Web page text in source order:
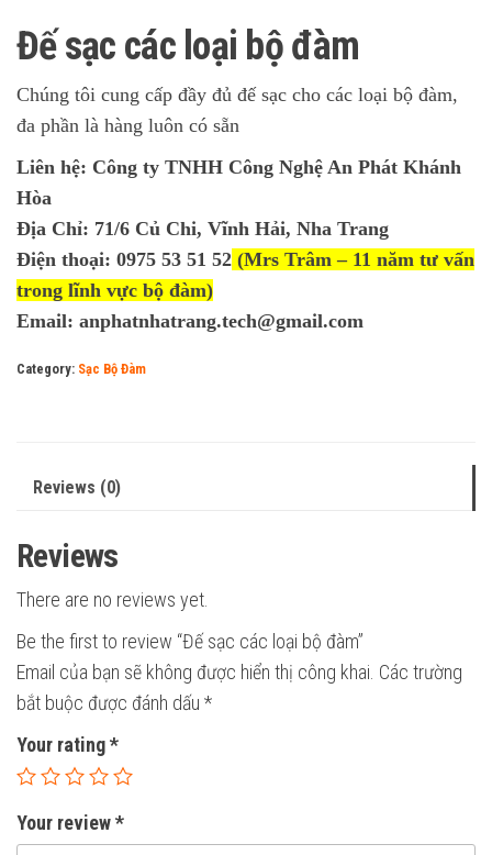
Đế sạc các loại bộ đàm
Chúng tôi cung cấp đầy đủ đế sạc cho các loại bộ đàm,
đa phần là hàng luôn có sẵn
Liên hệ: Công ty TNHH Công Nghệ An Phát Khánh
Hòa
Địa Chỉ: 71/6 Củ Chi, Vĩnh Hải, Nha Trang
Điện thoại: 0975 53 51 52 (Mrs Trâm – 11 năm tư vấn
trong lĩnh vực bộ đàm)
Email: anphatnhatrang.tech@gmail.com
Category: Sạc Bộ Đàm
Reviews (0)
Reviews
There are no reviews yet.
Be the first to review “Đế sạc các loại bộ đàm”
Email của bạn sẽ không được hiển thị công khai. Các trường
bắt buộc được đánh dấu *
Your rating*
Your review*